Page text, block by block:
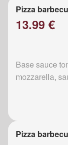
Pizza
13.99 €
Base sauce
mozzarella,
Pizza